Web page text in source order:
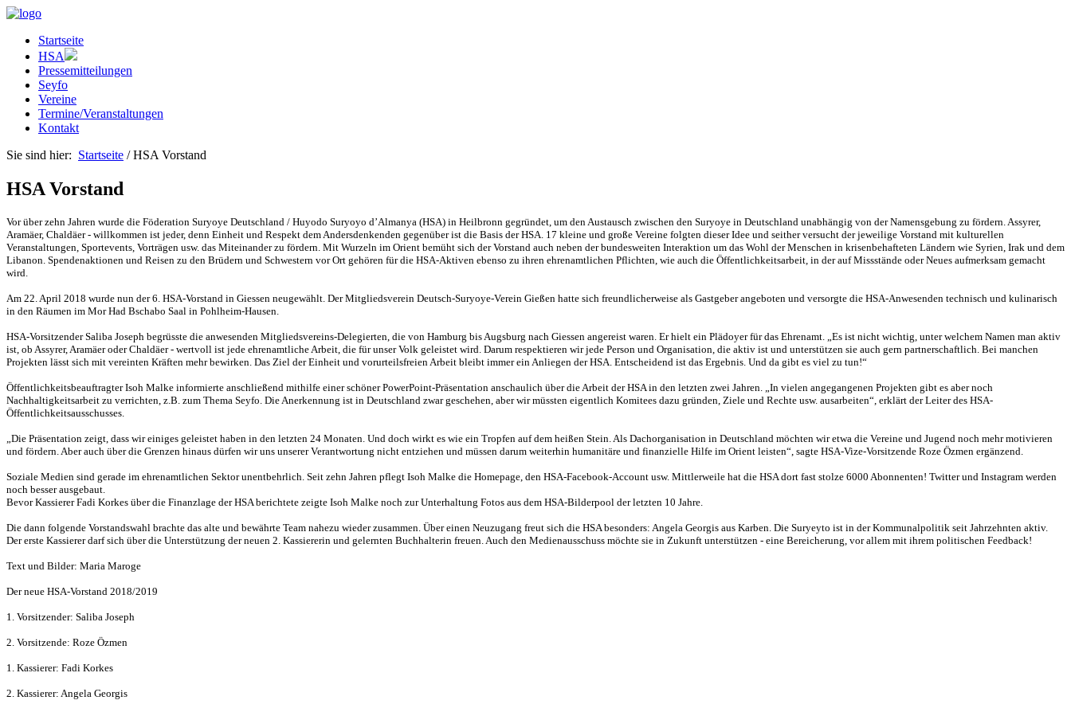
Startseite
HSA
Pressemitteilungen
Seyfo
Vereine
Termine/Veranstaltungen
Kontakt
Sie sind hier: Startseite / HSA Vorstand
HSA Vorstand
Vor über zehn Jahren wurde die Föderation Suryoye Deutschland / Huyodo Suryoyo d’Almanya (HSA) in Heilbronn gegründet, um den Austausch zwischen den Suryoye in Deutschland unabhängig von der Namensgebung zu fördern. Assyrer,
Aramäer, Chaldäer - willkommen ist jeder, denn Einheit und Respekt dem Andersdenkenden gegenüber ist die Basis der HSA. 17 kleine und große Vereine folgten dieser Idee und seither versucht der jeweilige Vorstand mit kulturellen
Veranstaltungen, Sportevents, Vorträgen usw. das Miteinander zu fördern. Mit Wurzeln im Orient bemüht sich der Vorstand auch neben der bundesweiten Interaktion um das Wohl der Menschen in krisenbehafteten Ländern wie Syrien, Irak und dem
Libanon. Spendenaktionen und Reisen zu den Brüdern und Schwestern vor Ort gehören für die HSA-Aktiven ebenso zu ihren ehrenamtlichen Pflichten, wie auch die Öffentlichkeitsarbeit, in der auf Missstände oder Neues aufmerksam gemacht
wird.
Am 22. April 2018 wurde nun der 6. HSA-Vorstand in Giessen neugewählt. Der Mitgliedsverein Deutsch-Suryoye-Verein Gießen hatte sich freundlicherweise als Gastgeber angeboten und versorgte die HSA-Anwesenden technisch und kulinarisch
in den Räumen im Mor Had Bschabo Saal in Pohlheim-Hausen.
HSA-Vorsitzender Saliba Joseph begrüsste die anwesenden Mitgliedsvereins-Delegierten, die von Hamburg bis Augsburg nach Giessen angereist waren. Er hielt ein Plädoyer für das Ehrenamt. „Es ist nicht wichtig, unter welchem Namen man aktiv
ist, ob Assyrer, Aramäer oder Chaldäer - wertvoll ist jede ehrenamtliche Arbeit, die für unser Volk geleistet wird. Darum respektieren wir jede Person und Organisation, die aktiv ist und unterstützen sie auch gern partnerschaftlich. Bei manchen
Projekten lässt sich mit vereinten Kräften mehr bewirken. Das Ziel der Einheit und vorurteilsfreien Arbeit bleibt immer ein Anliegen der HSA. Entscheidend ist das Ergebnis. Und da gibt es viel zu tun!“
Öffentlichkeitsbeauftragter Isoh Malke informierte anschließend mithilfe einer schöner PowerPoint-Präsentation anschaulich über die Arbeit der HSA in den letzten zwei Jahren. „In vielen angegangenen Projekten gibt es aber noch
Nachhaltigkeitsarbeit zu verrichten, z.B. zum Thema Seyfo. Die Anerkennung ist in Deutschland zwar geschehen, aber wir müssten eigentlich Komitees dazu gründen, Ziele und Rechte usw. ausarbeiten“, erklärt der Leiter des HSA-
Öffentlichkeitsausschusses.
„Die Präsentation zeigt, dass wir einiges geleistet haben in den letzten 24 Monaten. Und doch wirkt es wie ein Tropfen auf dem heißen Stein. Als Dachorganisation in Deutschland möchten wir etwa die Vereine und Jugend noch mehr motivieren
und fördern. Aber auch über die Grenzen hinaus dürfen wir uns unserer Verantwortung nicht entziehen und müssen darum weiterhin humanitäre und finanzielle Hilfe im Orient leisten“, sagte HSA-Vize-Vorsitzende Roze Özmen ergänzend.
Soziale Medien sind gerade im ehrenamtlichen Sektor unentbehrlich. Seit zehn Jahren pflegt Isoh Malke die Homepage, den HSA-Facebook-Account usw. Mittlerweile hat die HSA dort fast stolze 6000 Abonnenten! Twitter und Instagram werden
noch besser ausgebaut.
Bevor Kassierer Fadi Korkes über die Finanzlage der HSA berichtete zeigte Isoh Malke noch zur Unterhaltung Fotos aus dem HSA-Bilderpool der letzten 10 Jahre.
Die dann folgende Vorstandswahl brachte das alte und bewährte Team nahezu wieder zusammen. Über einen Neuzugang freut sich die HSA besonders: Angela Georgis aus Karben. Die Suryeyto ist in der Kommunalpolitik seit Jahrzehnten aktiv.
Der erste Kassierer darf sich über die Unterstützung der neuen 2. Kassiererin und gelernten Buchhalterin freuen. Auch den Medienausschuss möchte sie in Zukunft unterstützen - eine Bereicherung, vor allem mit ihrem politischen Feedback!
Text und Bilder: Maria Maroge
Der neue HSA-Vorstand 2018/2019
1. Vorsitzender: Saliba Joseph
2. Vorsitzende: Roze Özmen
1. Kassierer: Fadi Korkes
2. Kassierer: Angela Georgis